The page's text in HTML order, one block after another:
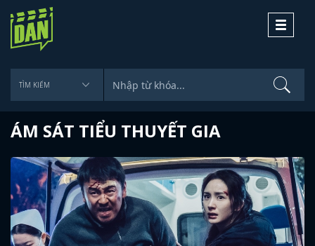
Toggle
ÁM SÁT TIỂU THUYẾT GIA